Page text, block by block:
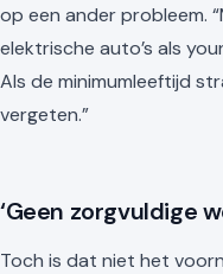
op een ander probleem.
elektrische auto’s als
Als de minimumleeftijd
vergeten.”
‘Geen zorgvuldige
Toch is dat niet het